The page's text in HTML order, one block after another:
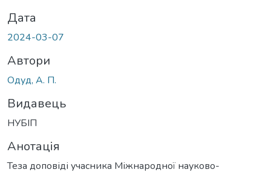
Дата
2024-03-07
Автори
Одуд, А. П.
Видавець
НУБІП
Анотація
Теза доповіді учасника Міжнародної науково-